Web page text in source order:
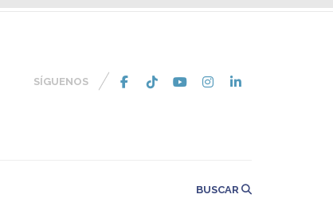
SÍGUENOS
BUSCAR